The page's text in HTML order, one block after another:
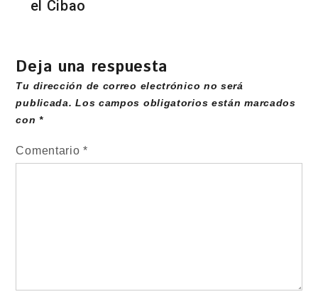
el Cibao
Deja una respuesta
Tu dirección de correo electrónico no será
publicada. Los campos obligatorios están marcados
con*
Comentario*